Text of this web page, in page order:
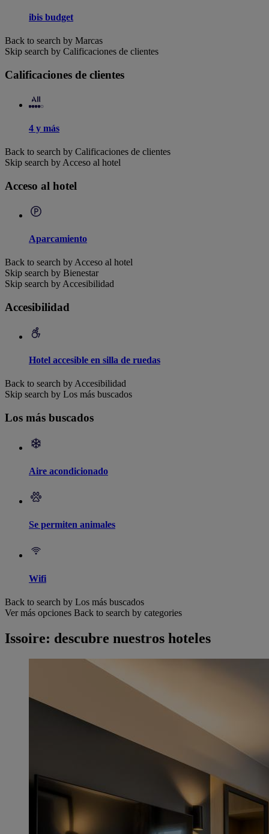
ibis budget
Back to search by Marcas
Skip search by Calificaciones de clientes
Calificaciones de clientes
4 y más
Back to search by Calificaciones de clientes
Skip search by Acceso al hotel
Acceso al hotel
Aparcamiento
Back to search by Acceso al hotel
Skip search by Bienestar
Skip search by Accesibilidad
Accesibilidad
Hotel accesible en silla de ruedas
Back to search by Accesibilidad
Skip search by Los más buscados
Los más buscados
Aire acondicionado
Se permiten animales
Wifi
Back to search by Los más buscados
Ver más opciones Back to search by categories
Issoire: descubre nuestros hoteles